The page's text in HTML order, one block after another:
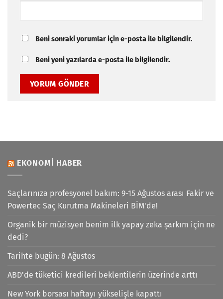
Beni sonraki yorumlar için e-posta ile bilgilendir.
Beni yeni yazılarda e-posta ile bilgilendir.
EKONOMI HABER
Saçlarınıza profesyonel bakım: 9-15 Ağustos arası Fakir ve
Powertec Saç Kurutma Makineleri BİM'de!
Organik bir müzisyen benim ilk yapay zeka şarkım için ne
dedi?
Tarihte bugün: 8 Ağustos
ABD'de tüketici kredileri beklentilerin üzerinde arttı
New York borsası haftayı yükselişle kapattı